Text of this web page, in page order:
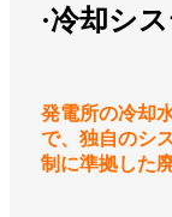
·冷却シ
発電所の冷却
で、独自のシ
制に準拠した